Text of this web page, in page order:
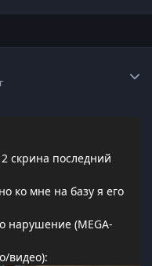
скрина последний
ко мне на базу я его
нарушение (MEGA-
видео):